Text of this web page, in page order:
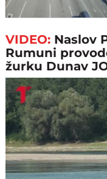
VIDEO: Naslov
Rumuni
žurku Dunav